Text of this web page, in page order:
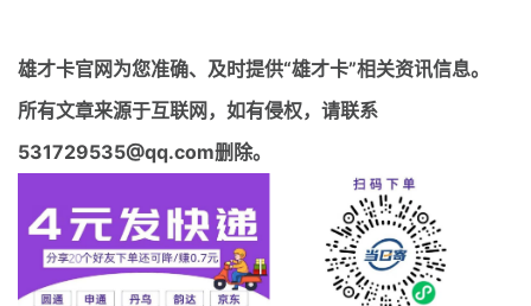
雄才卡官网为您准确、及时提供“雄才卡”相关资讯信息。
所有文章来源于互联网，如有侵权，请联系
531729535@qq.com删除。